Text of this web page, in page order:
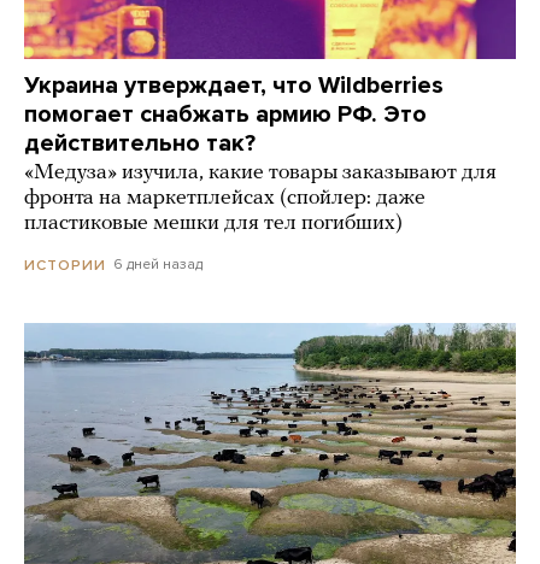
Украина утверждает, что Wildberries
помогает снабжать армию РФ. Это
действительно так?
«Медуза» изучила, какие товары заказывают для
фронта на маркетплейсах (спойлер: даже
пластиковые мешки для тел погибших)
ИСТОРИИ 6 дней назад